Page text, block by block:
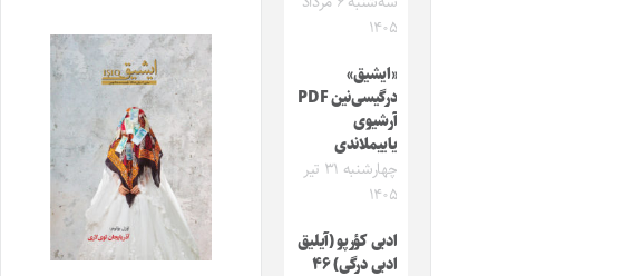
۱۴۰۵
«ایشیق»
درگیسی‌نین PDF
آرشیوی
یاییملاندی
چهارشنبه ۳۱ تیر
۱۴۰۵
ادبی کؤرپو (آیلیق
ادبی درگی) ۴۶